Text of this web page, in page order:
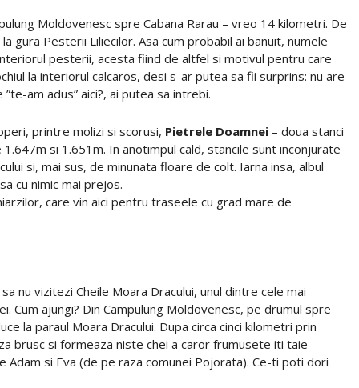
Moldovenesc spre Cabana Rarau – vreo 14 kilometri. De
gura Pesterii Liliecilor. Asa cum probabil ai banuit, numele
pesterii, acesta fiind de altfel si motivul pentru care
la interiorul calcaros, desi s-ar putea sa fii surprins: nu are
am adus” aici?, ai putea sa intrebi.
printre molizi si scorusi, Pietrele Doamnei – doua stanci
si 1.651m. In anotimpul cald, stancile sunt inconjurate
si, mai sus, de minunata floare de colt. Iarna insa, albul
cu nimic mai prejos.
care vin aici pentru traseele cu grad mare de
nu vizitezi Cheile Moara Dracului, unul dintre cele mai
Cum ajungi? Din Campulung Moldovenesc, pe drumul spre
la paraul Moara Dracului. Dupa circa cinci kilometri prin
brusc si formeaza niste chei a caror frumusete iti taie
Adam si Eva (de pe raza comunei Pojorata). Ce-ti poti dori